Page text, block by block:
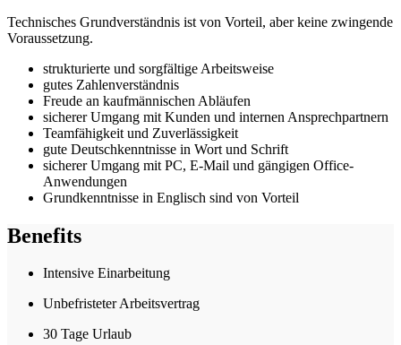
Technisches Grundverständnis ist von Vorteil, aber keine zwingende
Voraussetzung.
strukturierte und sorgfältige Arbeitsweise
gutes Zahlenverständnis
Freude an kaufmännischen Abläufen
sicherer Umgang mit Kunden und internen Ansprechpartnern
Teamfähigkeit und Zuverlässigkeit
gute Deutschkenntnisse in Wort und Schrift
sicherer Umgang mit PC, E-Mail und gängigen Office-
Anwendungen
Grundkenntnisse in Englisch sind von Vorteil
Benefits
Intensive Einarbeitung
Unbefristeter Arbeitsvertrag
30 Tage Urlaub